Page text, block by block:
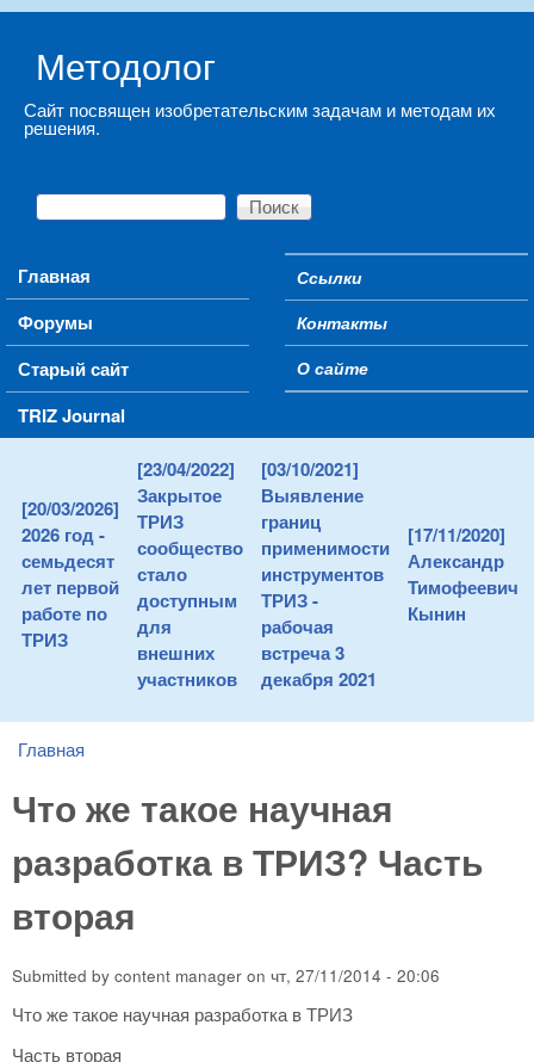
Методолог
Сайт посвящен изобретательским задачам и методам их
решения.
Форма поиска
Поиск
Main menu
Главная
Форумы
Старый сайт
TRIZ Journal
Secondary menu
Ссылки
Контакты
О сайте
[20/03/2026]
2026 год -
семьдесят
лет первой
работе по
ТРИЗ
[23/04/2022]
Закрытое
ТРИЗ
сообщество
стало
доступным
для
внешних
участников
[03/10/2021]
Выявление
границ
применимости
инструментов
ТРИЗ -
рабочая
встреча 3
декабря 2021
[17/11/2020]
Александр
Тимофеевич
Кынин
You are here
Главная
Что же такое научная
разработка в ТРИЗ? Часть
вторая
Submitted by content manager on чт, 27/11/2014 - 20:06
Что же такое научная разработка в ТРИЗ
Часть вторая